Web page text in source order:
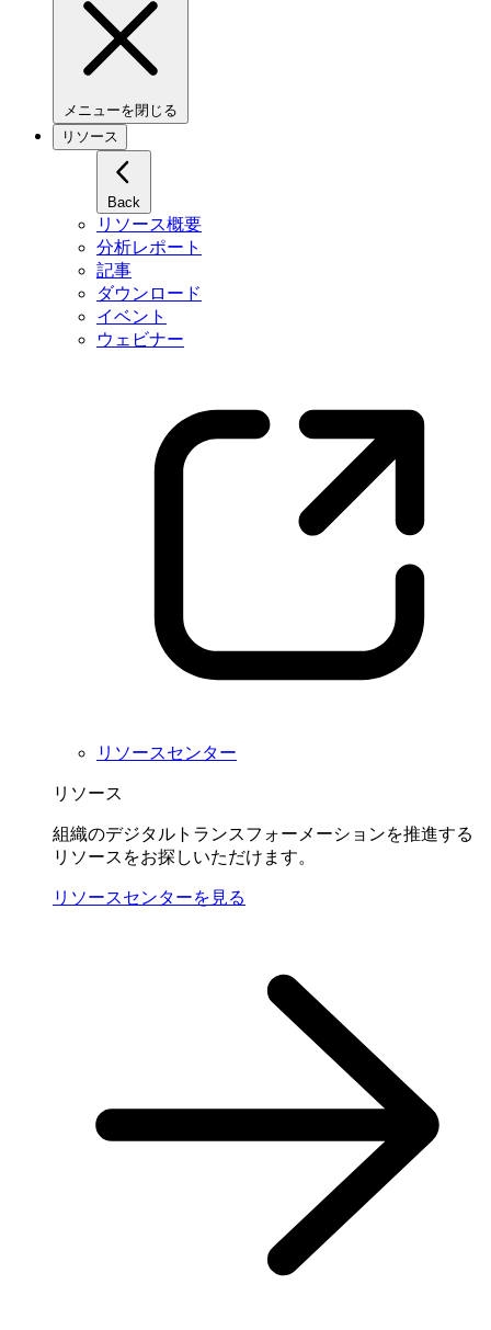
メニューを閉じる
リソース
Back
リソース概要
分析レポート
記事
ダウンロード
イベント
ウェビナー
リソースセンター
リソース
組織のデジタルトランスフォーメーションを推進する
リソースをお探しいただけます。
リソースセンターを見る